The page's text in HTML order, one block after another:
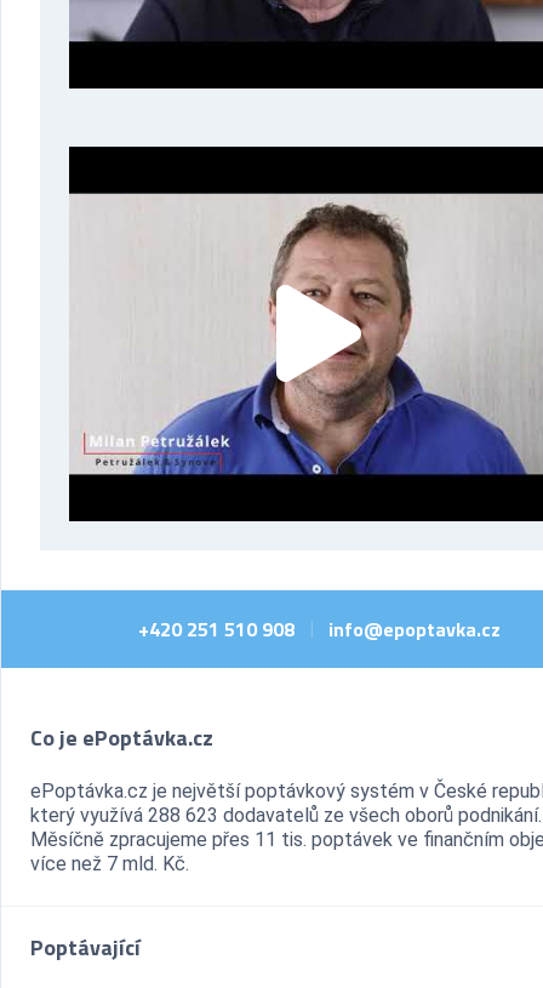
+420 251 510 908 info@epoptavka.cz
Co je ePoptávka.cz
ePoptávka.cz je největší poptávkový systém v České
který využívá 288 623 dodavatelů ze všech oborů podnikání.
Měsíčně zpracujeme přes 11 tis. poptávek ve finančním
více než 7 mld. Kč.
Poptávající